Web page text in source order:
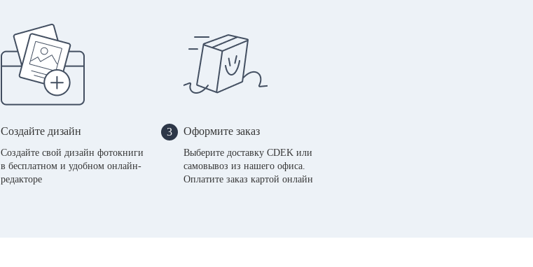
Создайте дизайн
Создайте свой дизайн фотокниги
в бесплатном и удобном онлайн-
редакторе
3 Оформите заказ
Выберите доставку CDEK или
самовывоз из нашего офиса.
Оплатите заказ картой онлайн